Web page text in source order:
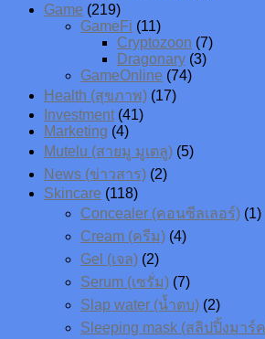
Game (219)
GameFi (11)
Cryptozoon (7)
Dragonary (3)
GameOnline (74)
Health (สุขภาพ) (17)
Investment(41)
Marketing (4)
Mutelu (สายมู มูเตลู) (5)
News (ข่าวสาร) (2)
Skincare (118)
Concealer (คอนซีลเลอร์) (1)
Cream (ครีม) (4)
Gel (เจล) (2)
Serum (เซรั่ม) (7)
Slap water (น้ำตบ) (2)
Sleeping mask (สลิปปิ้งมาร์